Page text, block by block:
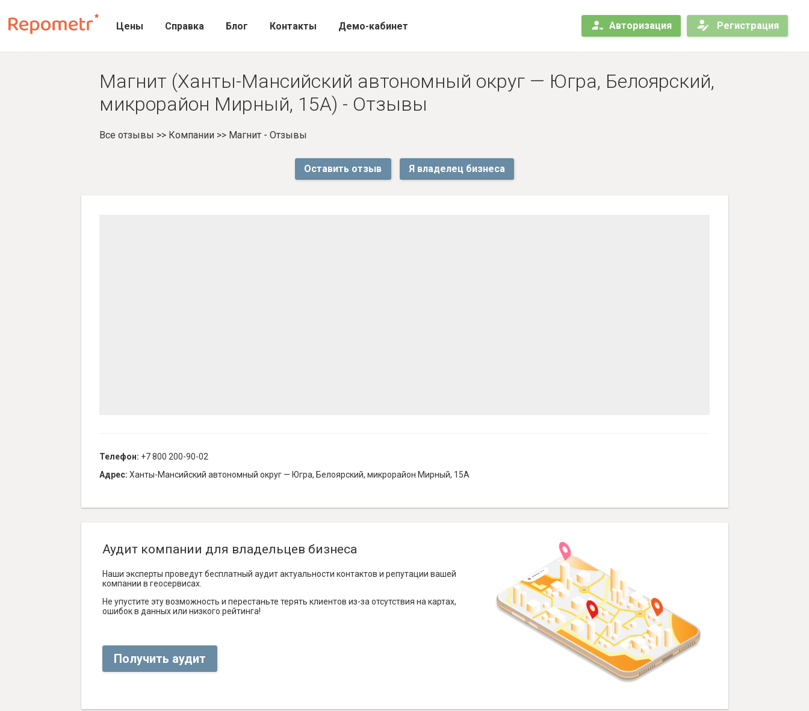
Цены Справка Блог Контакты Демо-кабинет Авторизация Регистрация
Магнит (Ханты-Мансийский автономный округ — Югра, Белоярский,
микрорайон Мирный, 15А) - Отзывы
Все отзывы >> Компании>> Магнит - Отзывы
Оставить отзыв Я владелец бизнеса
Телефон: +7 800 200-90-02
Адрес: Ханты-Мансийский автономный округ — Югра, Белоярский, микрорайон Мирный, 15А
Аудит компании для владельцев бизнеса
Наши эксперты проведут бесплатный аудит актуальности контактов и репутации вашей
компании в геосервисах.
Не упустите эту возможность и перестаньте терять клиентов из-за отсутствия на картах,
ошибок в данных или низкого рейтинга!
Получить аудит